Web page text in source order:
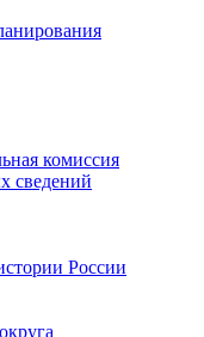
комиссия
сведений
России